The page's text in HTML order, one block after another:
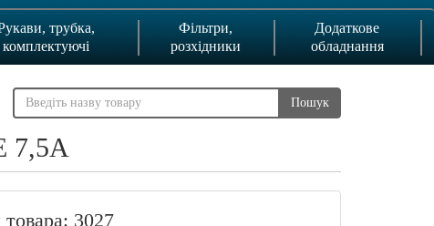
трубка,
комплектуючі
Фільтри,
розхідники
Додаткове
обладнання
Пошук
7,5A
3027